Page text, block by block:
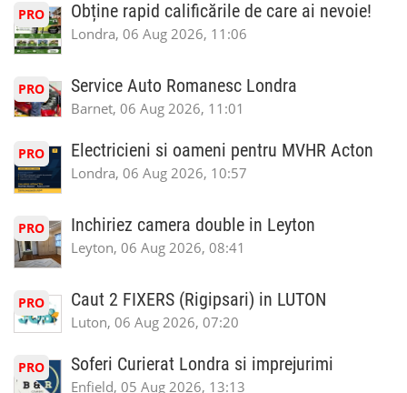
PRO Obține rapid calificările de care ai nevoie!
Londra, 06 Aug 2026, 11:06
PRO Service Auto Romanesc Londra
Barnet, 06 Aug 2026, 11:01
PRO Electricieni si oameni pentru MVHR Acton
Londra, 06 Aug 2026, 10:57
PRO Inchiriez camera double in Leyton
Leyton, 06 Aug 2026, 08:41
PRO Caut 2 FIXERS (Rigipsari) in LUTON
Luton, 06 Aug 2026, 07:20
PRO Soferi Curierat Londra si imprejurimi
Enfield, 05 Aug 2026, 13:13